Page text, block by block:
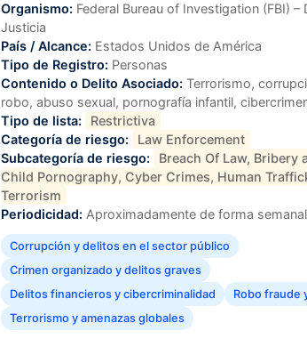
Organismo: Federal Bureau of Investigation (FBI)
Justicia
País / Alcance: Estados Unidos de América
Tipo de Registro: Personas
Contenido o Delito Asociado: Terrorismo,
robo, abuso sexual, pornografía infantil,
Tipo de lista:
Restrictiva
Categoría de riesgo:
Law Enforcement
Subcategoría de riesgo:
Breach Of Law, Bribery
Child Pornography, Cyber Crimes, Human
Terrorism
Periodicidad: Aproximadamente de forma semanal
Corrupción y delitos en el sector público
Crimen organizado y delitos graves
Delitos financieros y cibercriminalidad
Robo fraude
Terrorismo y amenazas globales